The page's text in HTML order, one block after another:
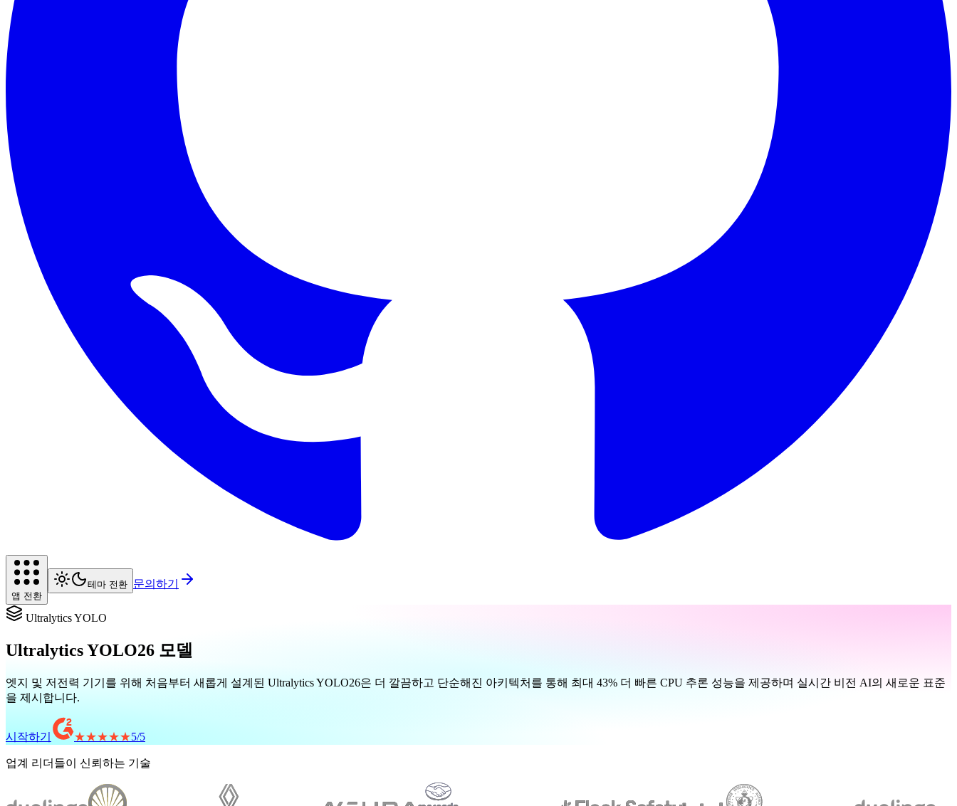
앱 전환
테마 전환 문의하기
Ultralytics YOLO
Ultralytics YOLO26 모델
엣지 및 저전력 기기를 위해 처음부터 새롭게 설계된 Ultralytics YOLO26은 더 깔끔하고 단순해진 아키텍처를 통해 최대 43% 더 빠른 CPU 추론 성능을 제공하며 실시간 비전 AI의 새로운 표준
을 제시합니다.
시작하기 ★★★★★5/5
업계 리더들이 신뢰하는 기술